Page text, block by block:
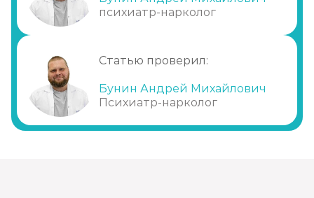
Диагностика алкоголизма
Лечение похмелья
от 1 500 ₽
медикаментозная детоксикация
психиатр-нарколог
Статью проверил:
Бунин Андрей Михайлович
Психиатр-нарколог